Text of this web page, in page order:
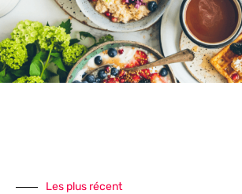
Les plus récent